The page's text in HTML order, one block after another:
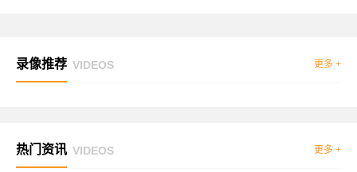
录像推荐 VIDEOS 更多 +
热门资讯 VIDEOS 更多 +